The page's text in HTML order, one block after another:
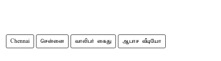
Chennai சென்னை வாலிபர் கைது ஆபாச வீடியோ